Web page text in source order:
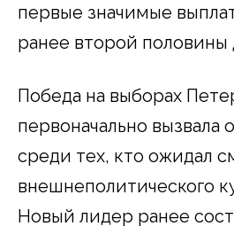
первые значимые
ранее второй половины
Победа на выборах
первоначально вызвала
среди тех, кто ожидал
внешнеполитического
Новый лидер ранее